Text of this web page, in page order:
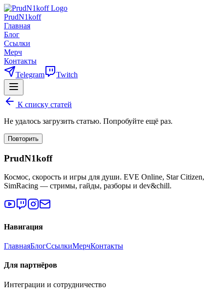
PrudN1koff
Главная
Блог
Ссылки
Мерч
Контакты
Telegram
Twitch
К списку статей
Не удалось загрузить статью. Попробуйте ещё раз.
Повторить
PrudN1koff
Космос, скорость и игры для души. EVE Online, Star Citizen,
SimRacing — стримы, гайды, разборы и dev&chill.
Навигация
ГлавнаяБлогСсылкиМерчКонтакты
Для партнёров
Интеграции и сотрудничество